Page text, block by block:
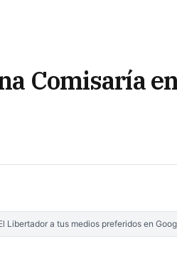
Comisaría
Libertador a tus medios preferidos en